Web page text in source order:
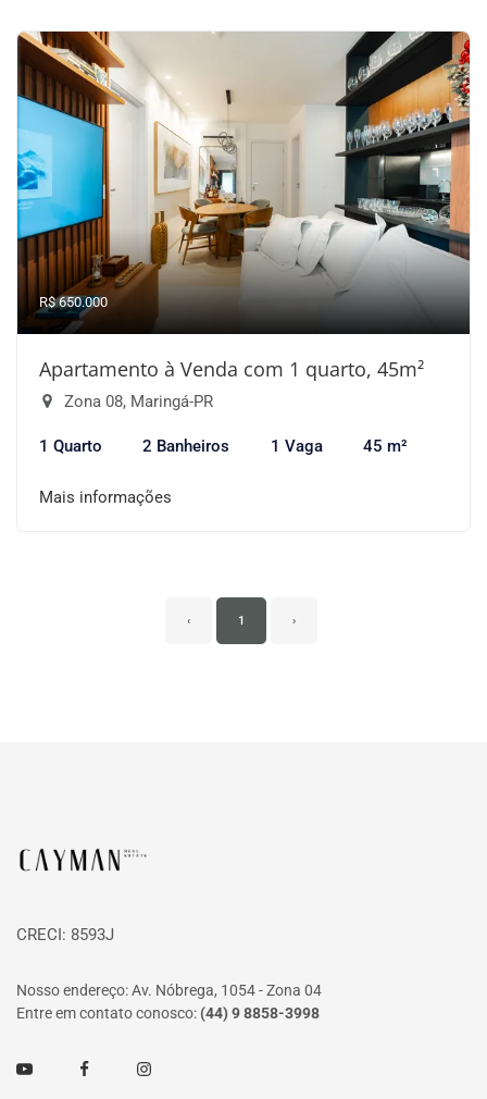
R$ 650.000
Apartamento à Venda com 1 quarto, 45m²
Zona 08, Maringá-PR
1 Quarto 2 Banheiros 1 Vaga 45 m²
Mais informações
‹ 1 ›
Página inicial
CRECI: 8593J
Nosso endereço: Av. Nóbrega, 1054 - Zona 04
Entre em contato conosco: (44) 9 8858-3998
Youtube FacebookInstagram